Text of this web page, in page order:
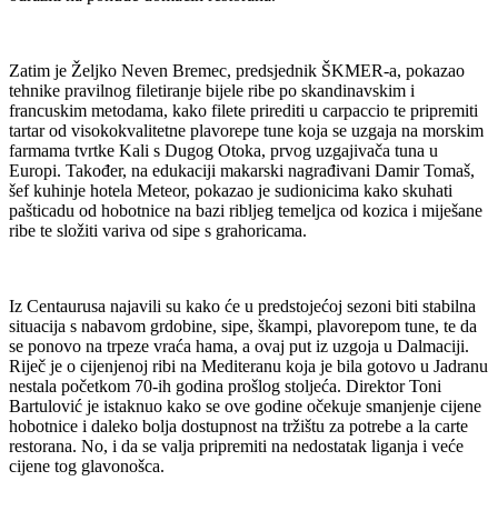
Zatim je Željko Neven Bremec, predsjednik ŠKMER-a, pokazao
tehnike pravilnog filetiranje bijele ribe po skandinavskim i
francuskim metodama, kako filete prirediti u carpaccio te pripremiti
tartar od visokokvalitetne plavorepe tune koja se uzgaja na morskim
farmama tvrtke Kali s Dugog Otoka, prvog uzgajivača tuna u
Europi. Također, na edukaciji makarski nagrađivani Damir Tomaš,
šef kuhinje hotela Meteor, pokazao je sudionicima kako skuhati
pašticadu od hobotnice na bazi ribljeg temeljca od kozica i miješane
ribe te složiti variva od sipe s grahoricama.
Iz Centaurusa najavili su kako će u predstojećoj sezoni biti stabilna
situacija s nabavom grdobine, sipe, škampi, plavorepom tune, te da
se ponovo na trpeze vraća hama, a ovaj put iz uzgoja u Dalmaciji.
Riječ je o cijenjenoj ribi na Mediteranu koja je bila gotovo u Jadranu
nestala početkom 70-ih godina prošlog stoljeća. Direktor Toni
Bartulović je istaknuo kako se ove godine očekuje smanjenje cijene
hobotnice i daleko bolja dostupnost na tržištu za potrebe a la carte
restorana. No, i da se valja pripremiti na nedostatak liganja i veće
cijene tog glavonošca.